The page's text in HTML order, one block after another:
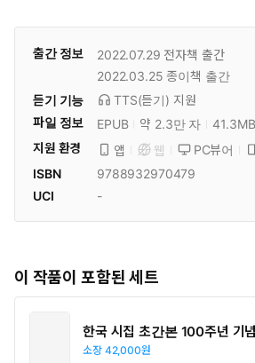
출간 정보 2022.07.29 전자책 출간
2022.03.25 종이책 출간
듣기 기능
TTS(듣기) 지원
파일 정보
EPUB 약 2.3만 자
41.3MB
지원 환경
앱 웹 PC뷰어
ISBN
9788932970479
UCI
-
이 작품이 포함된 세트
한국 시집 초간본 100주년 기
소장 42,000원